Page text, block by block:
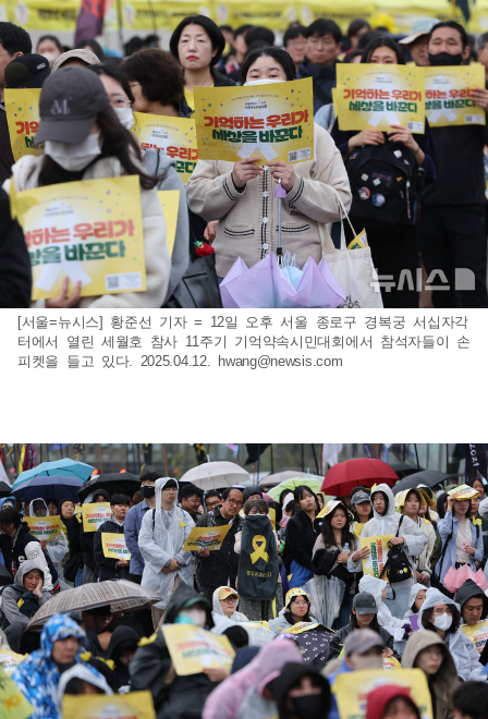
[서울=뉴시스] 황준선 기자 = 12일 오후 서울 종로구 경복궁 서십자각
터에서 열린 세월호 참사 11주기 기억약속시민대회에서 참석자들이 손
피켓을 들고 있다. 2025.04.12.
hwang@newsis.com